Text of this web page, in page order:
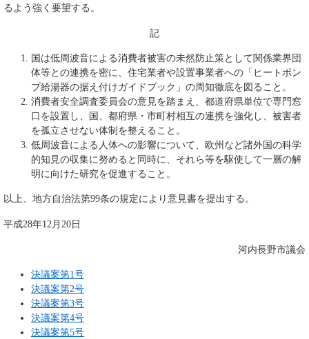
るよう強く要望する。
記
国は低周波音による消費者被害の未然防止策として関係業界団
体等との連携を密に、住宅業者や設置事業者への「ヒートポン
プ給湯器の据え付けガイドブック」の周知徹底を図ること。
消費者安全調査委員会の意見を踏まえ、都道府県単位で専門窓
口を設置し、国、都府県・市町村相互の連携を強化し、被害者
を孤立させない体制を整えること。
低周波音による人体への影響について、欧州など諸外国の科学
的知見の収集に努めると同時に、それら等を駆使して一層の解
明に向けた研究を促進すること。
以上、地方自治法第99条の規定により意見書を提出する。
平成28年12月20日
河内長野市議会
決議案第1号
決議案第2号
決議案第3号
決議案第4号
決議案第5号